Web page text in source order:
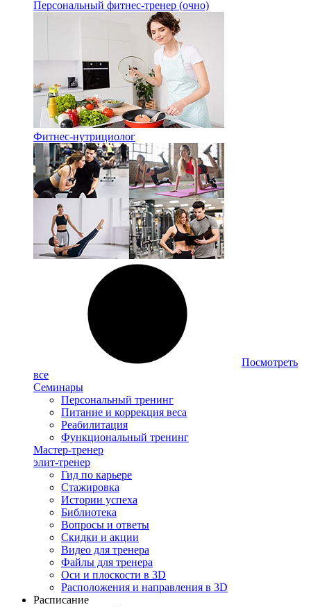
Персональный фитнес-тренер (очно)
Фитнес-нутрициолог
Посмотреть
все
Семинары
Персональный тренинг
Питание и коррекция веса
Реабилитация
Функциональный тренинг
Мастер-тренер
элит-тренер
Гид по карьере
Стажировка
Истории успеха
Библиотека
Вопросы и ответы
Скидки и акции
Видео для тренера
Файлы для тренера
Оси и плоскости в 3D
Расположения и направления в 3D
Расписание